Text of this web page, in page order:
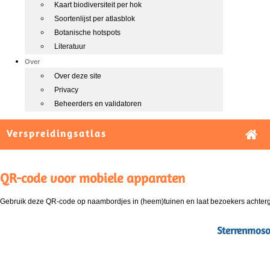
Kaart biodiversiteit per hok
Soortenlijst per atlasblok
Botanische hotspots
Literatuur
Over
Over deze site
Privacy
Beheerders en validatoren
Verspreidingsatlas
QR-code voor mobiele apparaten
Gebruik deze QR-code op naambordjes in (heem)tuinen en laat bezoekers